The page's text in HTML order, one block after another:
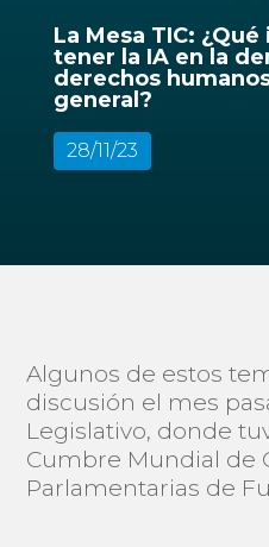
La Mesa TIC:
tener la IA en la
derechos
general?
28/11/23
Algunos de estos
discusión el mes
Legislativo, donde
Cumbre Mundial de
Parlamentarias de